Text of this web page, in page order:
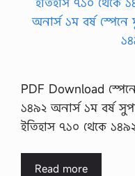
PDF Download
১৪৯২ অনার্স ১ম বর্ষ
ইতিহাস ৭১০ থেকে
Read more